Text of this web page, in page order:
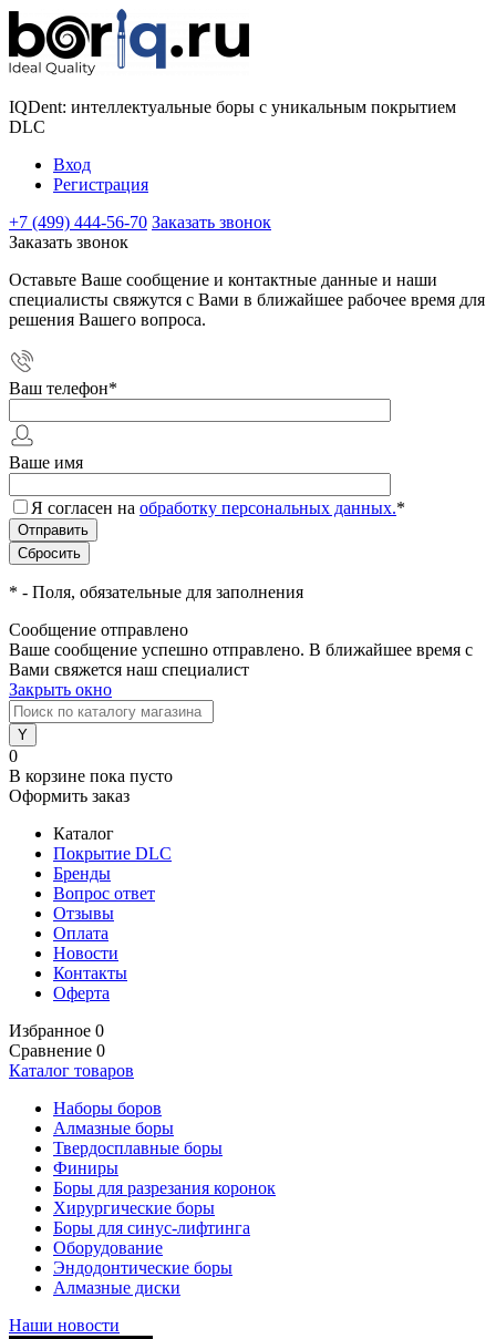
IQDent: интеллектуальные боры с уникальным покрытием
DLC
Вход
Регистрация
+7 (499) 444-56-70 Заказать звонок
Заказать звонок
Оставьте Ваше сообщение и контактные данные и наши
специалисты свяжутся с Вами в ближайшее рабочее время для
решения Вашего вопроса.
Ваш телефон*
Ваше имя
Я согласен на обработку персональных данных.*
* - Поля, обязательные для заполнения
Сообщение отправлено
Ваше сообщение успешно отправлено. В ближайшее время с
Вами свяжется наш специалист
Закрыть окно
0
В корзине пока пусто
Оформить заказ
Каталог
Покрытие DLC
Бренды
Вопрос ответ
Отзывы
Оплата
Новости
Контакты
Оферта
Избранное 0
Сравнение 0
Каталог товаров
Наборы боров
Алмазные боры
Твердосплавные боры
Финиры
Боры для разрезания коронок
Хирургические боры
Боры для синус-лифтинга
Оборудование
Эндодонтические боры
Алмазные диски
Наши новости